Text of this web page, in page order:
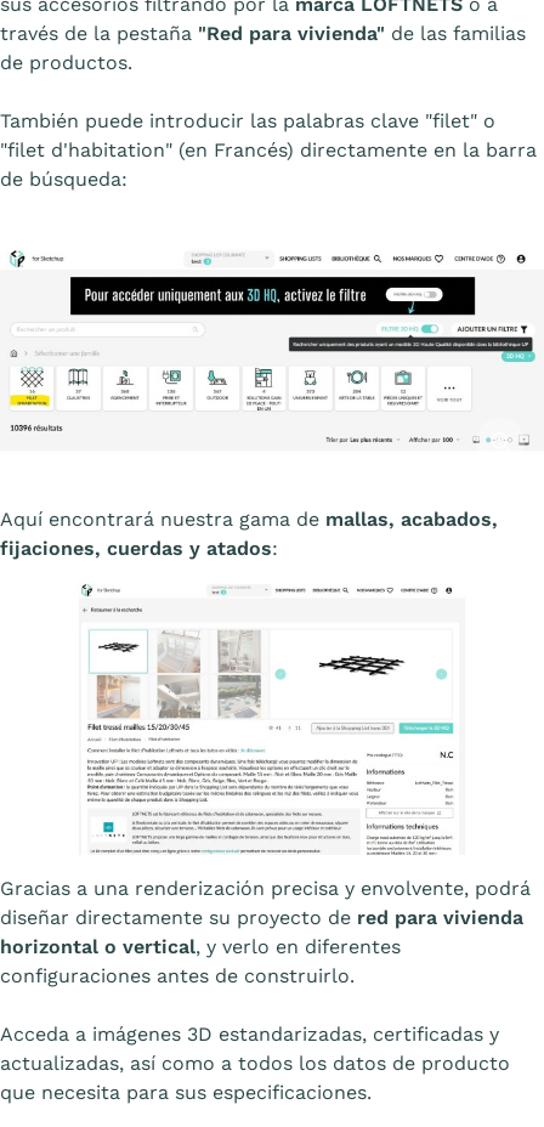
través de la pestaña "Red para vivienda" de las familias
de productos.
También puede introducir las palabras clave "filet" o
"filet d'habitation" (en Francés) directamente en la barra
de búsqueda:
Aquí encontrará nuestra gama de mallas, acabados,
fijaciones, cuerdas y atados:
Gracias a una renderización precisa y envolvente, podrá
diseñar directamente su proyecto de red para vivienda
horizontal o vertical, y verlo en diferentes
configuraciones antes de construirlo.
Acceda a imágenes 3D estandarizadas, certificadas y
actualizadas, así como a todos los datos de producto
que necesita para sus especificaciones.